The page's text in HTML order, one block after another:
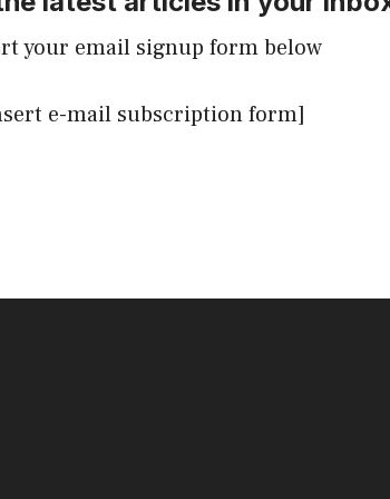
your email signup form below
e-mail subscription form]